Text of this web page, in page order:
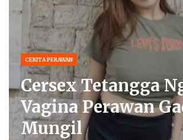
CERITA PERAWAN
Cersex Tetangga
Vagina Perawan
Mungil